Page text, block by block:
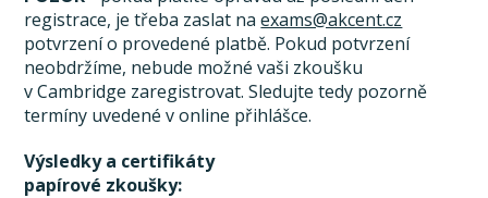
registrace, je třeba zaslat naexams@akcent.cz
potvrzení o provedené platbě. Pokud potvrzení
neobdržíme, nebude možné vaši zkoušku
v Cambridge zaregistrovat. Sledujte tedy pozorně
termíny uvedené v online přihlášce.
Výsledky a certifikáty
papírové zkoušky: